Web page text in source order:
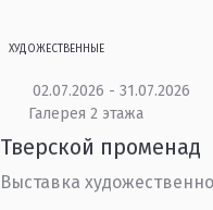
ХУДОЖЕСТВЕННЫЕ
02.07.2026 - 31.07.2026
Галерея 2 этажа
Тверской променад
Выставка